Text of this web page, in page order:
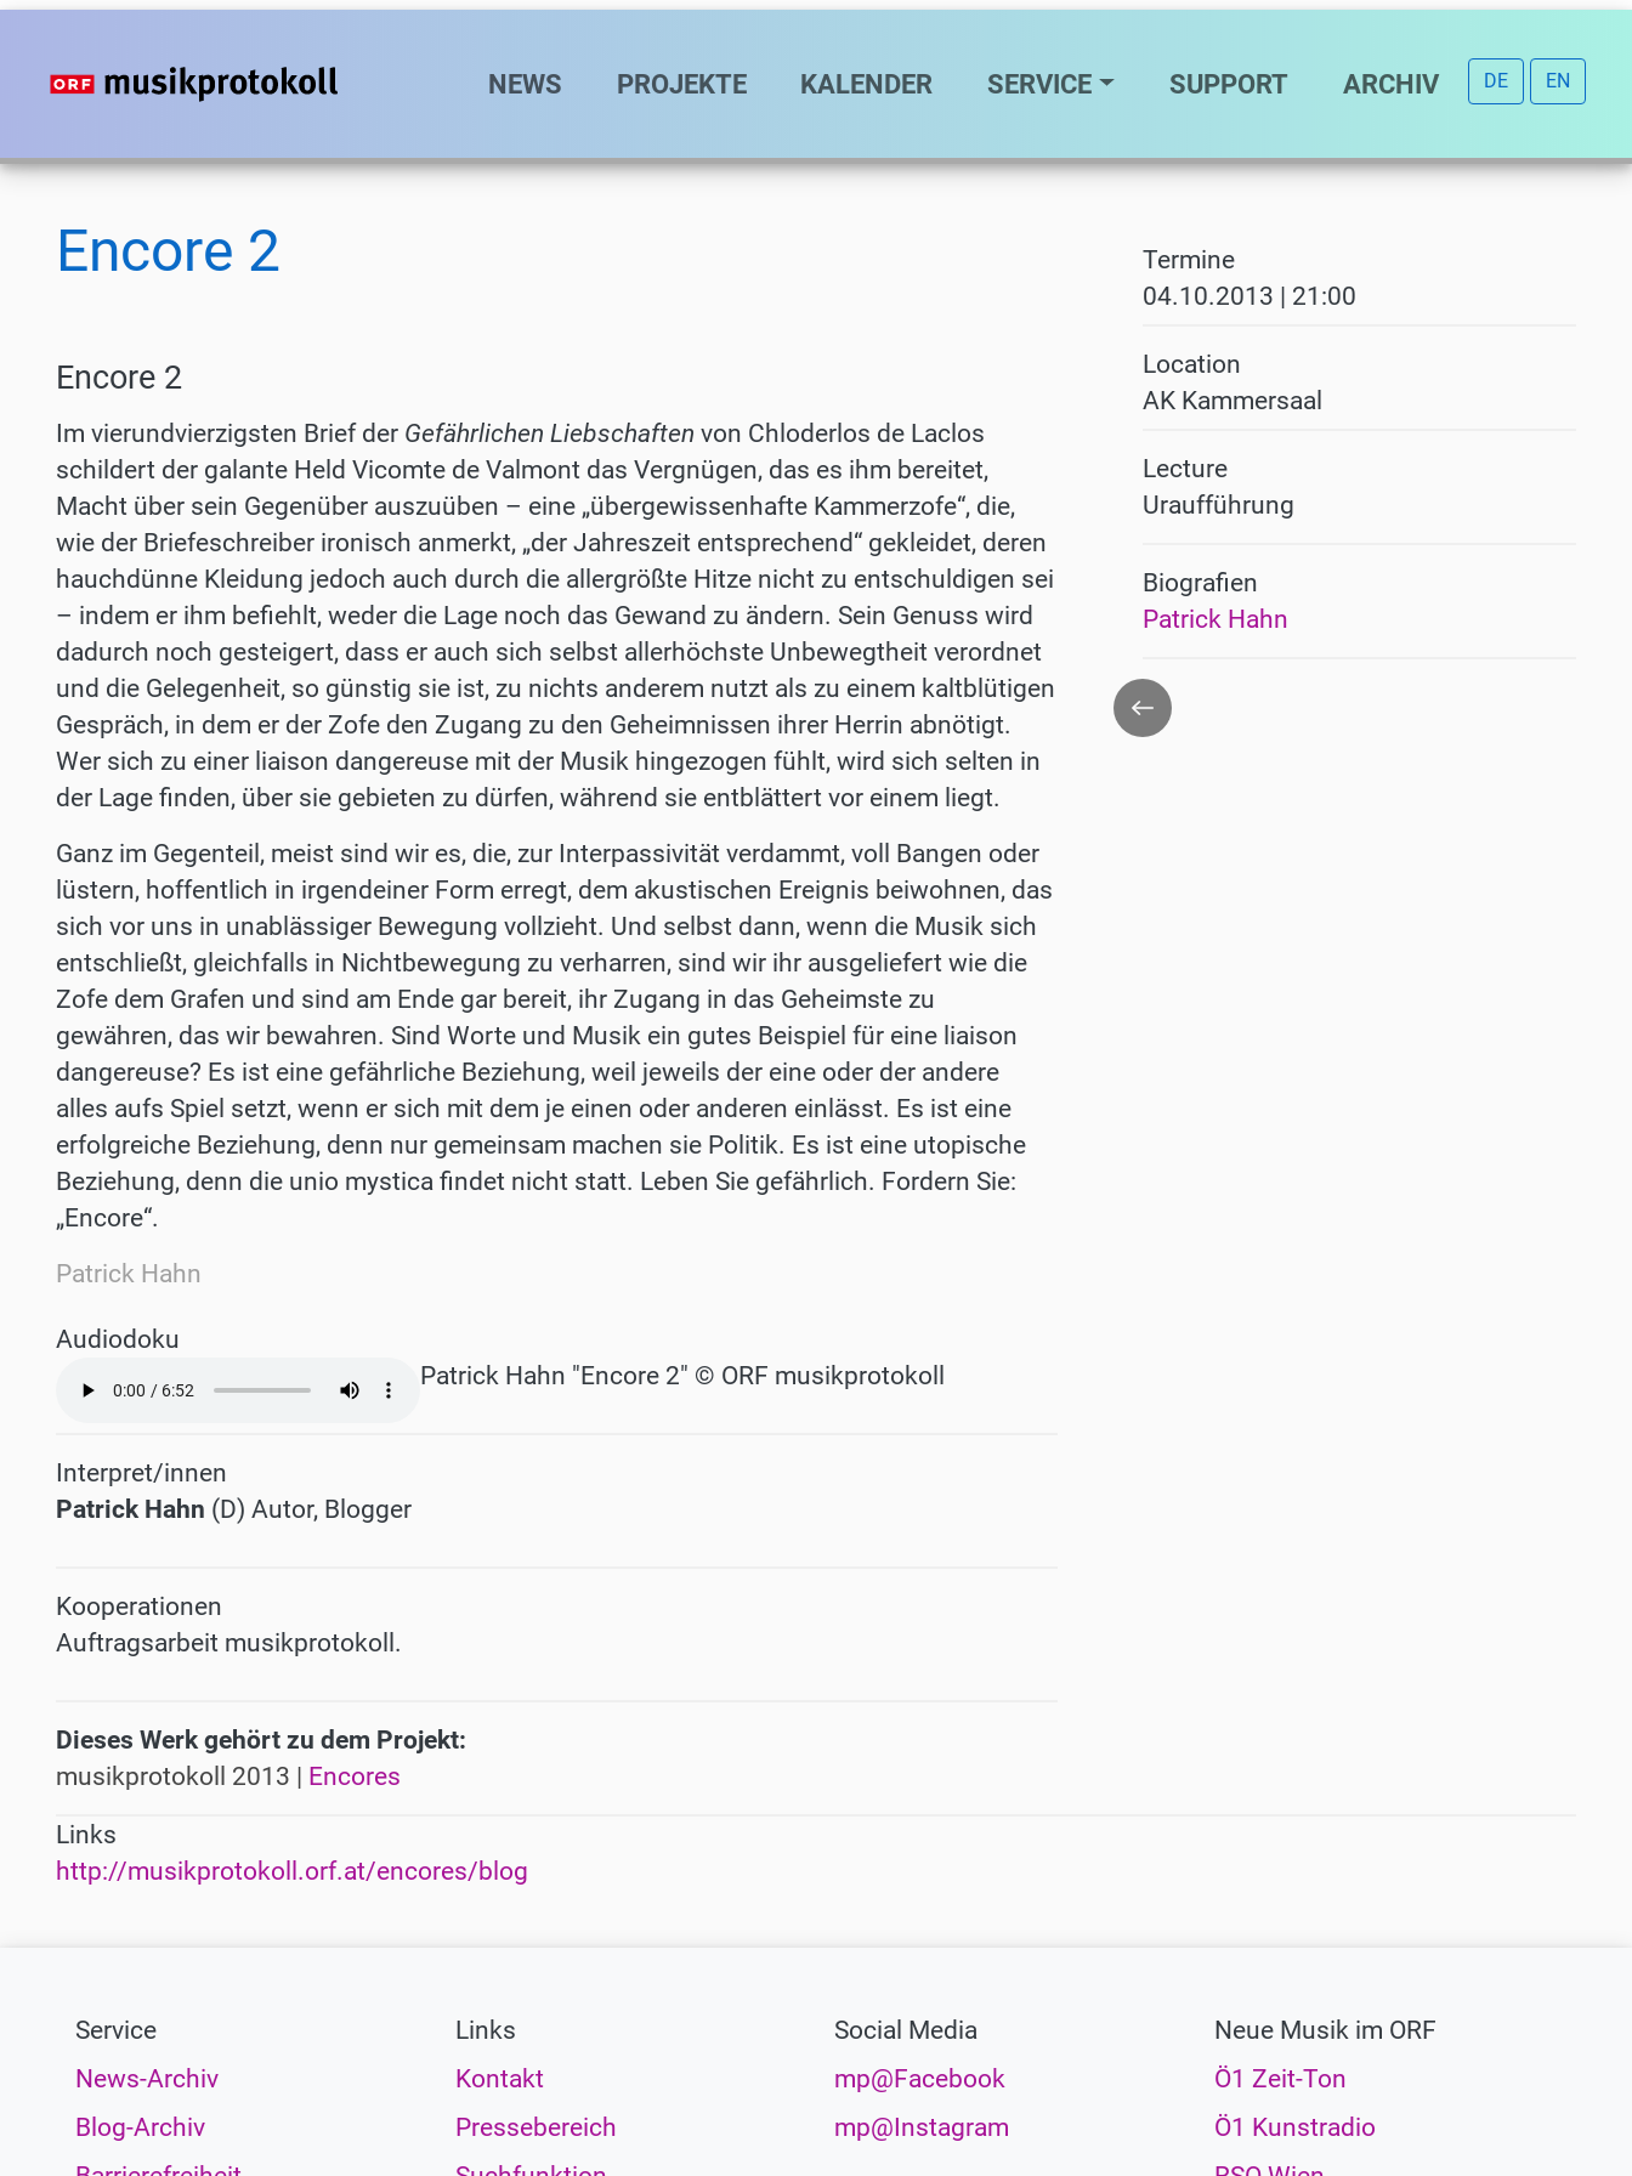
Direkt
Inhalt
Hauptnavigation
NEWS PROJEKTE KALENDER SERVICE SUPPORT ARCHIV DE EN
Encore 2
Encore 2
Im vierundvierzigsten Brief der Gefährlichen Liebschaften von Chloderlos de Laclos
schildert der galante Held Vicomte de Valmont das Vergnügen, das es ihm bereitet,
Macht über sein Gegenüber auszuüben – eine „übergewissenhafte Kammerzofe“, die,
wie der Briefeschreiber ironisch anmerkt, „der Jahreszeit entsprechend“ gekleidet, deren
hauchdünne Kleidung jedoch auch durch die allergrößte Hitze nicht zu entschuldigen sei
– indem er ihm befiehlt, weder die Lage noch das Gewand zu ändern. Sein Genuss wird
dadurch noch gesteigert, dass er auch sich selbst allerhöchste Unbewegtheit verordnet
und die Gelegenheit, so günstig sie ist, zu nichts anderem nutzt als zu einem kaltblütigen
Gespräch, in dem er der Zofe den Zugang zu den Geheimnissen ihrer Herrin abnötigt.
Wer sich zu einer liaison dangereuse mit der Musik hingezogen fühlt, wird sich selten in
der Lage finden, über sie gebieten zu dürfen, während sie entblättert vor einem liegt.
Ganz im Gegenteil, meist sind wir es, die, zur Interpassivität verdammt, voll Bangen oder
lüstern, hoffentlich in irgendeiner Form erregt, dem akustischen Ereignis beiwohnen, das
sich vor uns in unablässiger Bewegung vollzieht. Und selbst dann, wenn die Musik sich
entschließt, gleichfalls in Nichtbewegung zu verharren, sind wir ihr ausgeliefert wie die
Zofe dem Grafen und sind am Ende gar bereit, ihr Zugang in das Geheimste zu
gewähren, das wir bewahren. Sind Worte und Musik ein gutes Beispiel für eine liaison
dangereuse? Es ist eine gefährliche Beziehung, weil jeweils der eine oder der andere
alles aufs Spiel setzt, wenn er sich mit dem je einen oder anderen einlässt. Es ist eine
erfolgreiche Beziehung, denn nur gemeinsam machen sie Politik. Es ist eine utopische
Beziehung, denn die unio mystica findet nicht statt. Leben Sie gefährlich. Fordern Sie:
„Encore“.
Patrick Hahn
Audiodoku
Audio
Patrick Hahn "Encore 2" © ORF musikprotokoll
Interpret/innen
Patrick Hahn (D) Autor, Blogger
Kooperationen
Auftragsarbeit musikprotokoll.
Termine
04.10.2013 | 21:00
Location
AK Kammersaal
Lecture
Uraufführung
Biografien
Patrick Hahn
Zurück
Dieses Werk gehört zu dem Projekt:
musikprotokoll 2013 | Encores
Links
http://musikprotokoll.orf.at/encores/blog
Service
News-Archiv
Blog-Archiv
Links
Kontakt
Pressebereich
Social Media
mp@Facebook
mp@Instagram
Neue Musik im ORF
Ö1 Zeit-Ton
Ö1 Kunstradio